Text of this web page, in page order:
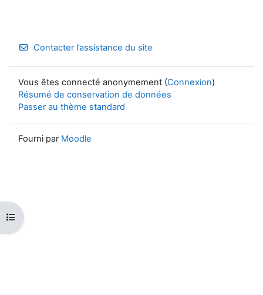
Ouvrir l’index du cours
Contacter l’assistance du site
Vous êtes connecté anonymement (Connexion)
Résumé de conservation de données
Passer au thème standard
Fourni par Moodle